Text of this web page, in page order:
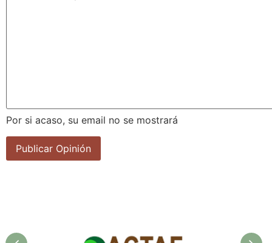
Por si acaso, su email no se mostrará